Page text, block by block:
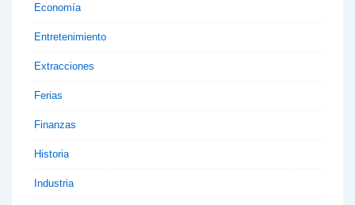
Economía
Entretenimiento
Extracciones
Ferias
Finanzas
Historia
Industria